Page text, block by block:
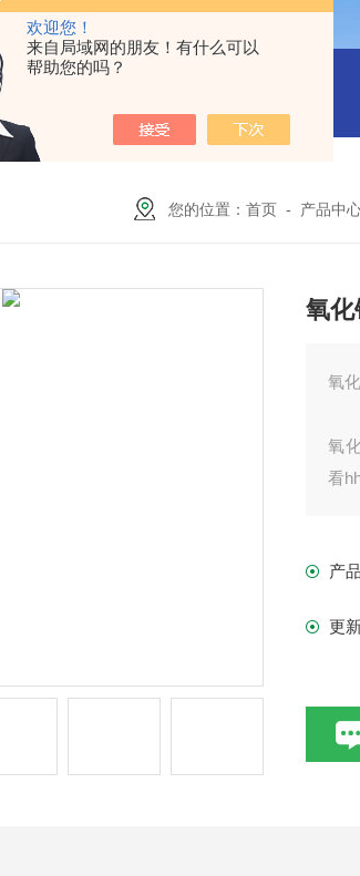
欢迎您！
来自局域网的朋友！有什么可以
帮助您的吗？
CHI650F电化学分析仪/工作站库号：
您的位置：首页 - 产品中
氧
氧
氧
看
定
导
产
更